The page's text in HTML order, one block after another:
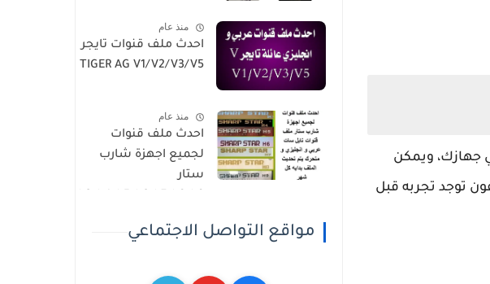
جهازك، ويمكن
توجد تجربه قبل
منذ عام
احدث ملف قنوات تايجر
TIGER AG V1/V2/V3/V5
منذ عام
احدث ملف قنوات
لجميع اجهزة شارب
ستار
مواقع التواصل الاجتماعي